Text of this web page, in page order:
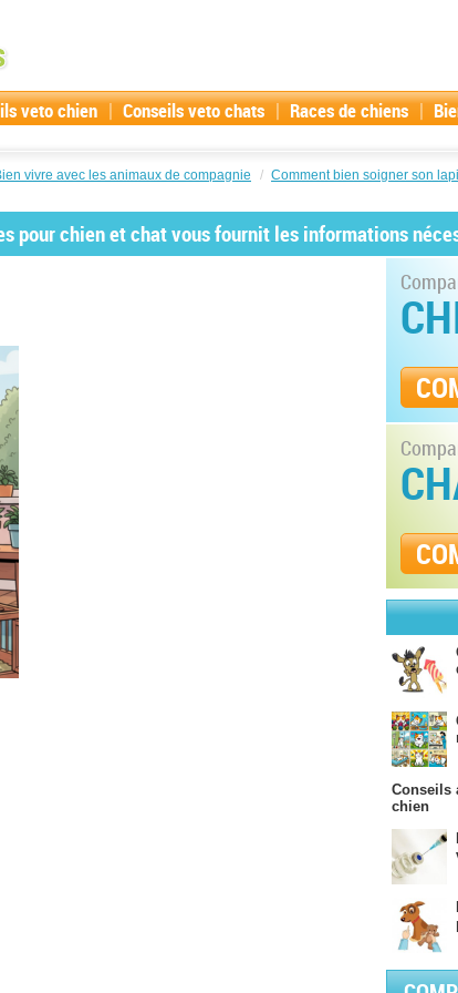
veto chien | Conseils veto chats | Races de chiens |
vivre avec les animaux de compagnie / Comment bien soigner son
pour chien et chat vous fournit les informations
Conseils
chien